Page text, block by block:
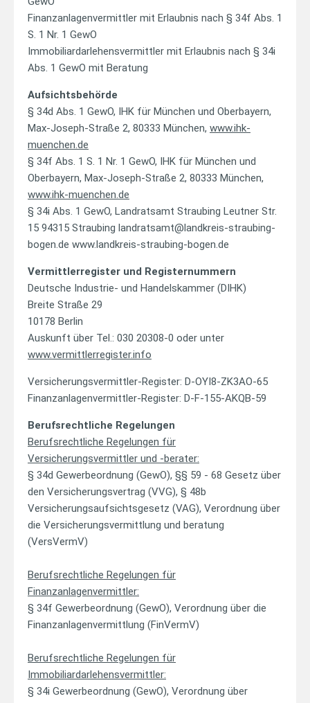
Finanzanlagenvermittler mit Erlaubnis nach § 34f Abs. 1
S. 1 Nr. 1 GewO
Immobiliardarlehensvermittler mit Erlaubnis nach § 34i
Abs. 1 GewO mit Beratung
Aufsichtsbehörde
§ 34d Abs. 1 GewO, IHK für München und Oberbayern,
Max-Joseph-Straße 2, 80333 München, www.ihk-
muenchen.de
§ 34f Abs. 1 S. 1 Nr. 1 GewO, IHK für München und
Oberbayern, Max-Joseph-Straße 2, 80333 München,
www.ihk-muenchen.de
§ 34i Abs. 1 GewO, Landratsamt Straubing Leutner Str.
15 94315 Straubing landratsamt@landkreis-straubing-
bogen.de www.landkreis-straubing-bogen.de
Vermittlerregister und Registernummern
Deutsche Industrie- und Handelskammer (DIHK)
Breite Straße 29
10178 Berlin
Auskunft über Tel.: 030 20308-0 oder unter
www.vermittlerregister.info
Versicherungsvermittler-Register: D-OYI8-ZK3AO-65
Finanzanlagenvermittler-Register: D-F-155-AKQB-59
Berufsrechtliche Regelungen
Berufsrechtliche Regelungen für
Versicherungsvermittler und -berater:
§ 34d Gewerbeordnung (GewO), §§ 59 - 68 Gesetz über
den Versicherungsvertrag (VVG), § 48b
Versicherungsaufsichtsgesetz (VAG), Verordnung über
die Versicherungsvermittlung und beratung
(VersVermV)
Berufsrechtliche Regelungen für
Finanzanlagenvermittler:
§ 34f Gewerbeordnung (GewO), Verordnung über die
Finanzanlagenvermittlung (FinVermV)
Berufsrechtliche Regelungen für
Immobiliardarlehensvermittler:
§ 34i Gewerbeordnung (GewO), Verordnung über